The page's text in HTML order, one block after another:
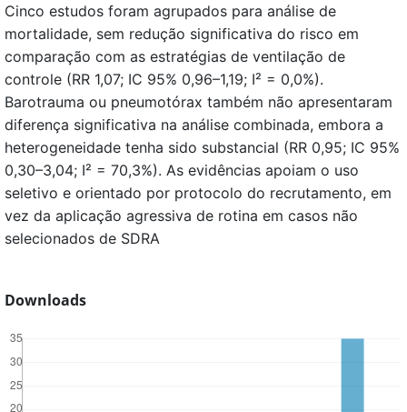
Cinco estudos foram agrupados para análise de
mortalidade, sem redução significativa do risco em
comparação com as estratégias de ventilação de
controle (RR 1,07; IC 95% 0,96–1,19; I² = 0,0%).
Barotrauma ou pneumotórax também não apresentaram
diferença significativa na análise combinada, embora a
heterogeneidade tenha sido substancial (RR 0,95; IC 95%
0,30–3,04; I² = 70,3%). As evidências apoiam o uso
seletivo e orientado por protocolo do recrutamento, em
vez da aplicação agressiva de rotina em casos não
selecionados de SDRA
Downloads